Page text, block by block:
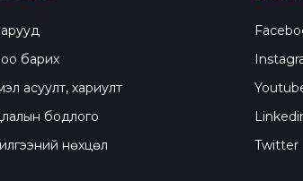
барих
асуулт, хариулт
бодлого
нөхцөл
Twitter